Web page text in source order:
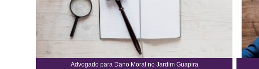
Advogado para Dano Moral no Jardim Guapira